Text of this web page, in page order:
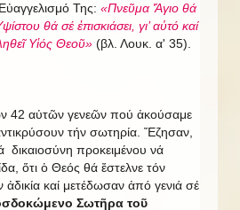
Της: «Πνεῦμα Ἅγιο θά
θά σέ ἐπισκιάσει, γι’ αὐτό καί
Υἱός Θεοῦ» (βλ. Λουκ. α' 35).
42 αὐτῶν γενεῶν πού ἀκούσαμε
τήν σωτηρία. Ἔζησαν,
δικαιοσύνη προκειμένου νά
ὅτι ὁ Θεός θά ἔστελνε τόν
καί μετέδωσαν ἀπό γενιά σέ
Σωτῆρα τοῦ